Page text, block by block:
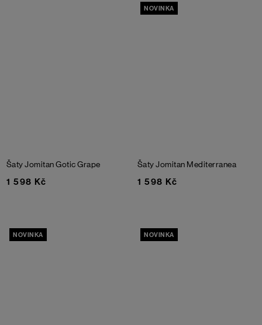
Šaty JomitanGotic Grape
1 598 Kč
NOVINKA
Šaty Jomitan Mediterranea
1 598 Kč
NOVINKA NOVINKA